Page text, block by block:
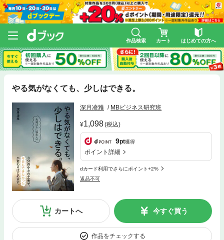
作品検索 カート はじめての方へ
やる気がなくても、少しはできる。
深月凌雅 MBビジネス研究班
1,098(税込)
9pt獲得
ポイント詳細
dカード利用でさらにポイント+2%
返品不可
カートへ 今すぐ買う
作品をチェックする